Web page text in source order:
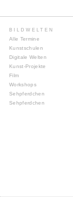
BILDWELTEN
Alle Termine
Kunstschulen
Digitale Welten
Kunst-Projekte
Film
Workshops
Sehpferdchen
Sehpferdchen